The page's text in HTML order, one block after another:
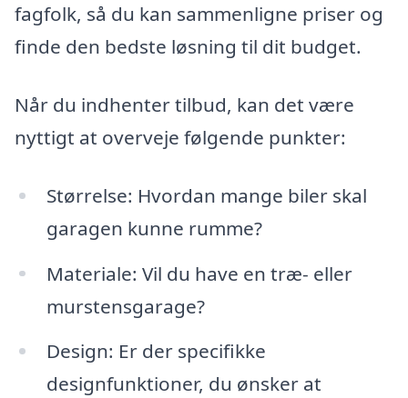
fagfolk, så du kan sammenligne priser og
finde den bedste løsning til dit budget.
Når du indhenter tilbud, kan det være
nyttigt at overveje følgende punkter:
Størrelse: Hvordan mange biler skal
garagen kunne rumme?
Materiale: Vil du have en træ- eller
murstensgarage?
Design: Er der specifikke
designfunktioner, du ønsker at